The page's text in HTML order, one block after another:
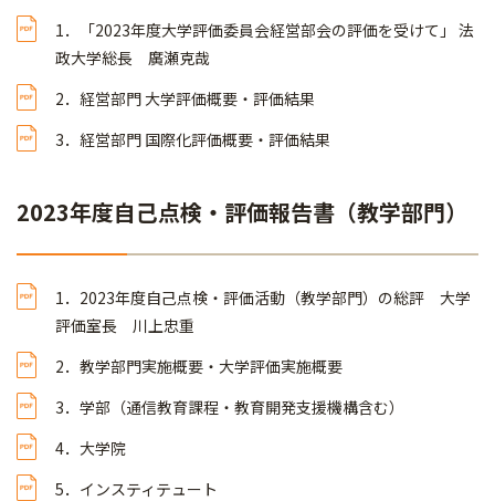
1．「2023年度大学評価委員会経営部会の評価を受けて」 法
政大学総長 廣瀬克哉
2．経営部門 大学評価概要・評価結果
3．経営部門 国際化評価概要・評価結果
2023年度自己点検・評価報告書（教学部門）
1．2023年度自己点検・評価活動（教学部門）の総評 大学
評価室長 川上忠重
2．教学部門実施概要・大学評価実施概要
3．学部（通信教育課程・教育開発支援機構含む）
4．大学院
5．インスティテュート